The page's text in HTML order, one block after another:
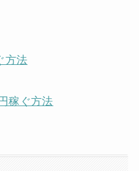
方法
稼ぐ方法